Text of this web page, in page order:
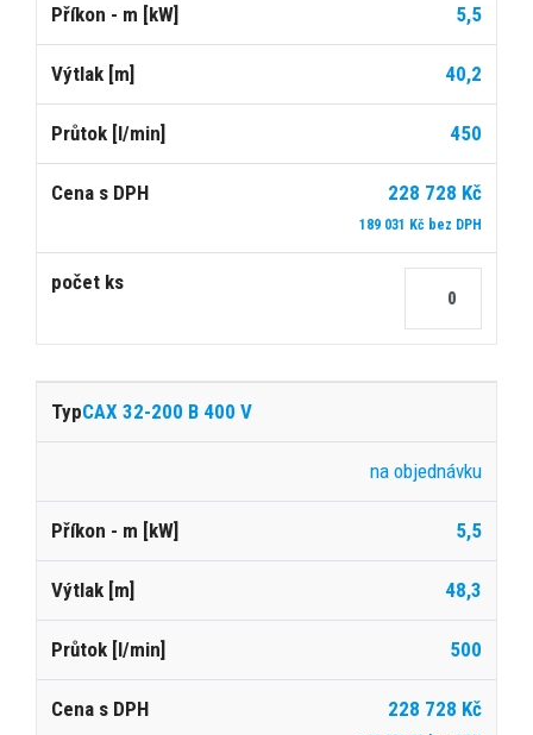
5,5
40,2
450
228 728 Kč
189 031 Kč bez DPH
CAX 32-200 B 400 V
na objednávku
5,5
48,3
500
228 728 Kč